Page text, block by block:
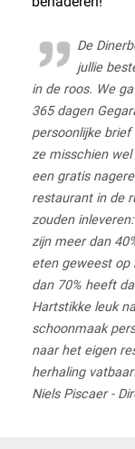
De
jullie
in de roos. We
365 dagen
persoonlijke
ze misschien
een gratis
restaurant in de
zouden
zijn meer dan
eten geweest op
dan 70% heeft
Hartstikke leuk
schoonmaak
naar het eigen
herhaling
Niels Piscaer -